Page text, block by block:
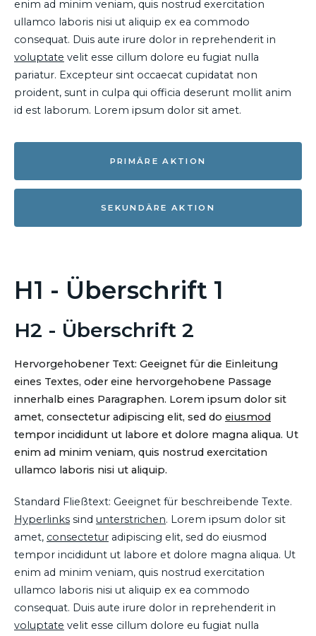
enim ad minim veniam, quis nostrud exercitation
ullamco laboris nisi ut aliquip ex ea commodo
consequat. Duis aute irure dolor in reprehenderit in
voluptate velit esse cillum dolore eu fugiat nulla
pariatur. Excepteur sint occaecat cupidatat non
proident, sunt in culpa qui officia deserunt mollit anim
id est laborum. Lorem ipsum dolor sit amet.
PRIMÄRE AKTION
SEKUNDÄRE AKTION
H1 - Überschrift 1
H2 - Überschrift 2
Hervorgehobener Text: Geeignet für die Einleitung
eines Textes, oder eine hervorgehobene Passage
innerhalb eines Paragraphen. Lorem ipsum dolor sit
amet, consectetur adipiscing elit, sed do eiusmod
tempor incididunt ut labore et dolore magna aliqua. Ut
enim ad minim veniam, quis nostrud exercitation
ullamco laboris nisi ut aliquip.
Standard Fließtext: Geeignet für beschreibende Texte.
Hyperlinks sind unterstrichen. Lorem ipsum dolor sit
amet, consectetur adipiscing elit, sed do eiusmod
tempor incididunt ut labore et dolore magna aliqua. Ut
enim ad minim veniam, quis nostrud exercitation
ullamco laboris nisi ut aliquip ex ea commodo
consequat. Duis aute irure dolor in reprehenderit in
voluptate velit esse cillum dolore eu fugiat nulla